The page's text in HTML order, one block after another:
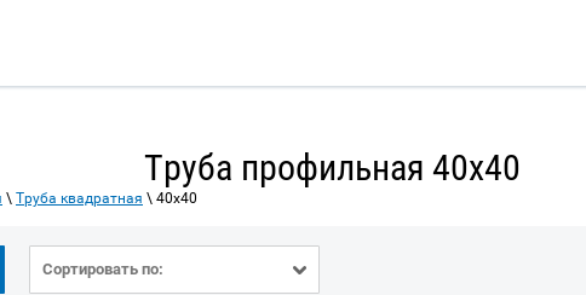
Труба профильная 40х40
\ Труба квадратная \ 40х40
Сортировать по: